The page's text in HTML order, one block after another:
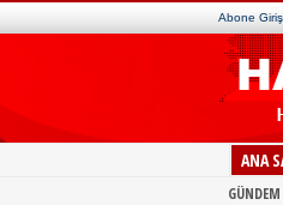
Abone
ANA
GÜNDEM